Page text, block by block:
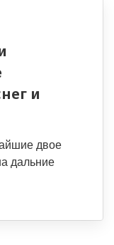
и
двое
дальние